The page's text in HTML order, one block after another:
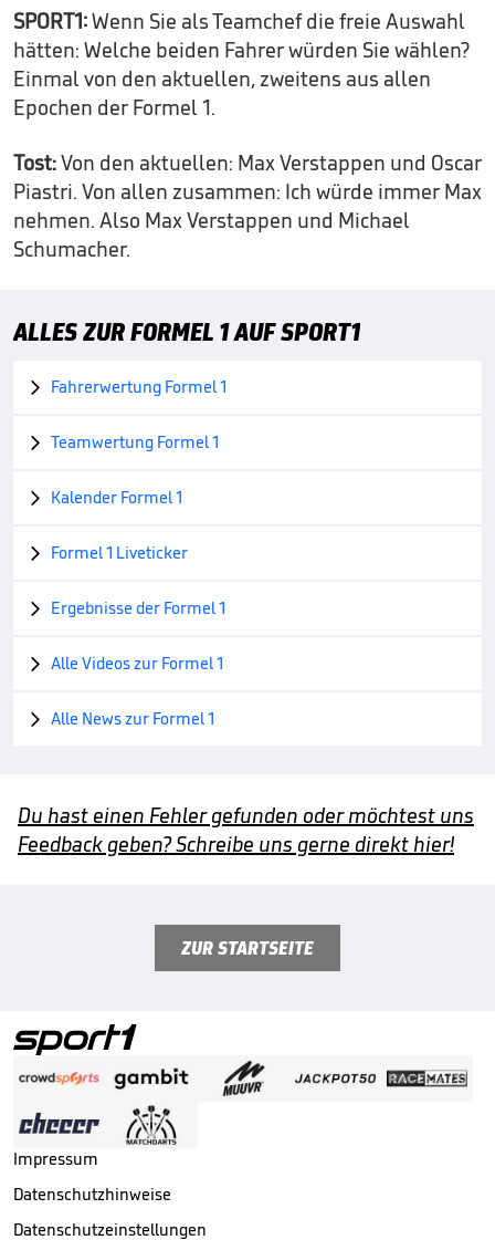
SPORT1:Wenn Sie als Teamchef die freie Auswahl
hätten: Welche beiden Fahrer würden Sie wählen?
Einmal von den aktuellen, zweitens aus allen
Epochen der Formel 1.
Tost:Von den aktuellen: Max Verstappen und Oscar
Piastri. Von allen zusammen: Ich würde immer Max
nehmen. Also Max Verstappen und Michael
Schumacher.
ALLES ZUR FORMEL 1 AUF SPORT1
 Fahrerwertung Formel 1
 Teamwertung Formel 1
 Kalender Formel 1
 Formel 1 Liveticker
 Ergebnisse der Formel 1
 Alle Videos zur Formel 1
 Alle News zur Formel 1
Du hast einen Fehler gefunden oder möchtest uns
Feedback geben? Schreibe uns gerne direkt hier!
ZUR STARTSEITE
Impressum
Datenschutzhinweise
Datenschutzeinstellungen